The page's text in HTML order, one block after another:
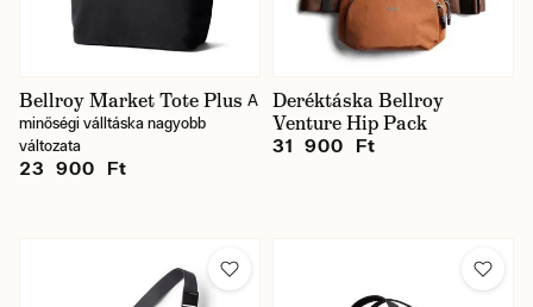
Bellroy Market Tote Plus A
minőségi válltáska nagyobb
változata
23 900 Ft
Deréktáska Bellroy
Venture Hip Pack
31 900 Ft